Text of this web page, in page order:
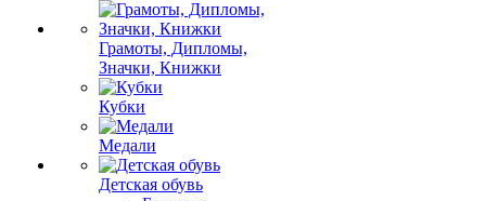
Грамоты, Дипломы,
Значки, Книжки
Кубки
Медали
Детская обувь